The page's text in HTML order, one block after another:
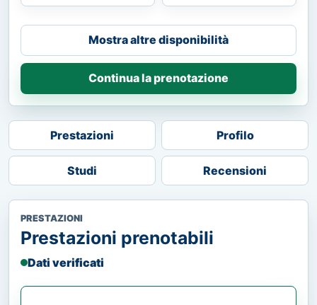
Mostra altre disponibilità
Continua la prenotazione
Prestazioni Profilo
Studi Recensioni
PRESTAZIONI
Prestazioni prenotabili
Dati verificati